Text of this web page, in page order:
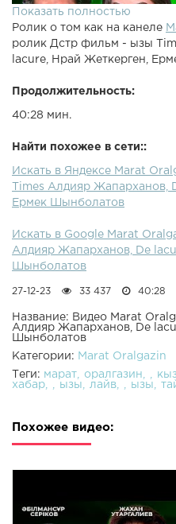
Показать полностью
Ролик о том как на канеле
ролик Дстр фильм - ызы
lacure, Нрай Жеткерген,
Продолжительность:
40:28 мин.
Найти похожее в сети::
Искать в Яндексе Marat
Times Алдияр Жапарханов,
Ермек Шынболатов
Искать в Google Marat
Алдияр Жапарханов, De
Шынболатов
27-12-23 33 437 40:28
Название: Видео Marat
Алдияр Жапарханов, De
Шынболатов
Категории: Marat Oralgazin
Теги: марат оралгазин
хабар
ызы лайв ызы
Похожее видео: